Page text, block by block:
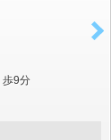
歩9分